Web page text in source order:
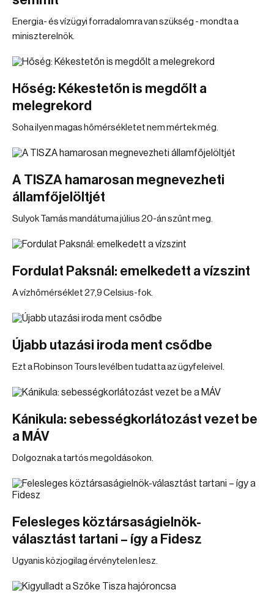
Energia- és vízügyi forradalomra van szükség - mondta a
miniszterelnök.
Hőség: Kékestetőn is megdőlt a
melegrekord
Soha ilyen magas hőmérsékletet nem mértek még.
A TISZA hamarosan megnevezheti
államfőjelöltjét
Sulyok Tamás mandátuma július 20-án szűnt meg.
Fordulat Paksnál: emelkedett a vízszint
A vízhőmérséklet 27,9 Celsius-fok.
Újabb utazási iroda ment csődbe
Ezt a Robinson Tours levélben tudatta az ügyfeleivel.
Kánikula: sebességkorlátozást vezet be
a MÁV
Dolgoznak a tartós megoldásokon.
Felesleges köztársaságielnök-
választást tartani – így a Fidesz
Ugyanis közjogilag érvénytelen lesz.